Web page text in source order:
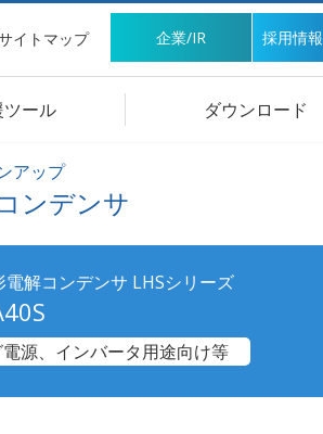
イトマップ 企業/IR 採用情報
ール ダウンロード
アップ
ンデンサ
解コンデンサ LHSシリーズ
源、インバータ用途向け等